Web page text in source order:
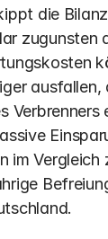
die
zugunsten
ausfallen,
Verbrenners
im Vergleich